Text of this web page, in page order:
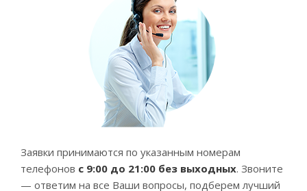
Заявки принимаются по указанным номерам
телефонов с 9:00 до 21:00 без выходных. Звоните
— ответим на все Ваши вопросы, подберем лучший